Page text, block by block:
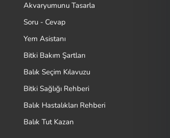
Akvaryumunu Tasarla
Soru - Cevap
Yem Asistanı
Bitki Bakım Şartları
Balık Seçim Kılavuzu
Bitki Sağlığı Rehberi
Balık Hastalıkları Rehberi
Balık Tut Kazan